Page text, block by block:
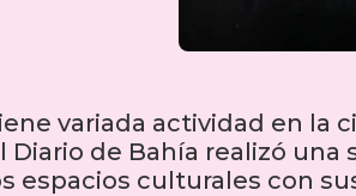
variada actividad en la
Diario de Bahía realizó
espacios culturales con